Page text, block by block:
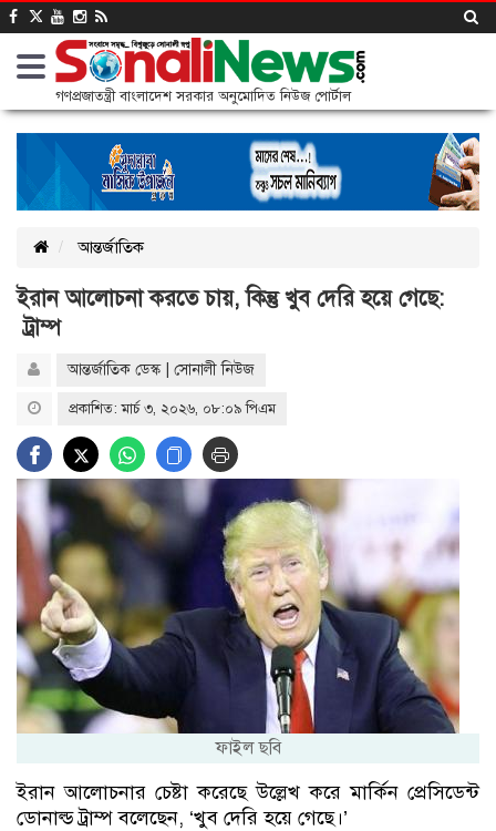
গণপ্রজাতন্ত্রী বাংলাদেশ সরকার অনুমোদিত নিউজ পোর্টাল
আন্তর্জাতিক
ইরান আলোচনা করতে চায়, কিন্তু খুব দেরি হয়ে গেছে:
ট্রাম্প
আন্তর্জাতিক ডেস্ক | সোনালী নিউজ
প্রকাশিত: মার্চ ৩, ২০২৬, ০৮:০৯ পিএম
ফাইল ছবি
ইরান আলোচনার চেষ্টা করেছে উল্লেখ করে মার্কিন প্রেসিডেন্ট
ডোনাল্ড ট্রাম্প বলেছেন, ‘খুব দেরি হয়ে গেছে।’